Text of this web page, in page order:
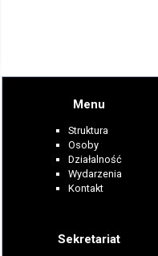
Menu
Struktura
Osoby
Działalność
Wydarzenia
Kontakt
Sekretariat